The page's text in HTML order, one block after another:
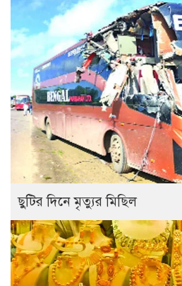
ছুটির দিনে মৃত্যুর মিছিল